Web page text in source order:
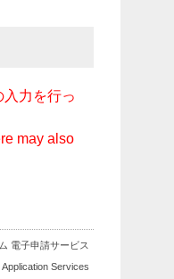
力を行っ
may also
電子申請サービス
Services